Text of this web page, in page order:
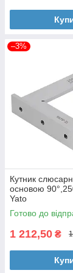
–3%
Кутник
основою
Yato
Готово до
1 212,50 ₴